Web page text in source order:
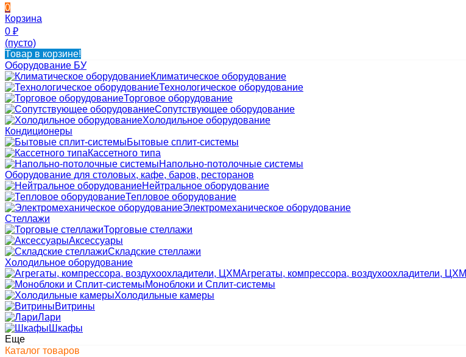
0
Корзина
0 ₽
(пусто)
Товар в корзине!
Оборудование БУ
Климатическое оборудование
Технологическое оборудование
Торговое оборудование
Сопутствующее оборудование
Холодильное оборудование
Кондиционеры
Бытовые сплит-системы
Кассетного типа
Напольно-потолочные системы
Оборудование для столовых, кафе, баров, ресторанов
Нейтральное оборудование
Тепловое оборудование
Электромеханическое оборудование
Стеллажи
Торговые стеллажи
Аксессуары
Складские стеллажи
Холодильное оборудование
Агрегаты, компрессора, воздухоохладители, ЦХМ
Моноблоки и Сплит-системы
Холодильные камеры
Витрины
Лари
Шкафы
Еще
Каталог товаров